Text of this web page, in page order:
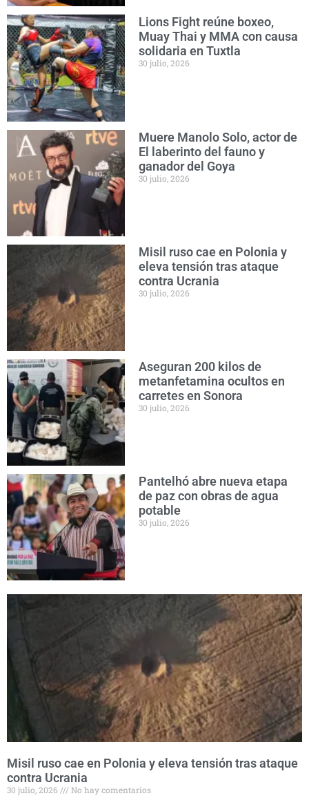
Lions Fight reúne boxeo,
Muay Thai y MMA con causa
solidaria en Tuxtla
30 julio, 2026
Muere Manolo Solo, actor de
El laberinto del fauno y
ganador del Goya
30 julio, 2026
Misil ruso cae en Polonia y
eleva tensión tras ataque
contra Ucrania
30 julio, 2026
Aseguran 200 kilos de
metanfetamina ocultos en
carretes en Sonora
30 julio, 2026
Pantelhó abre nueva etapa
de paz con obras de agua
potable
30 julio, 2026
Misil ruso cae en Polonia y eleva tensión tras ataque
contra Ucrania
30 julio, 2026 No hay comentarios